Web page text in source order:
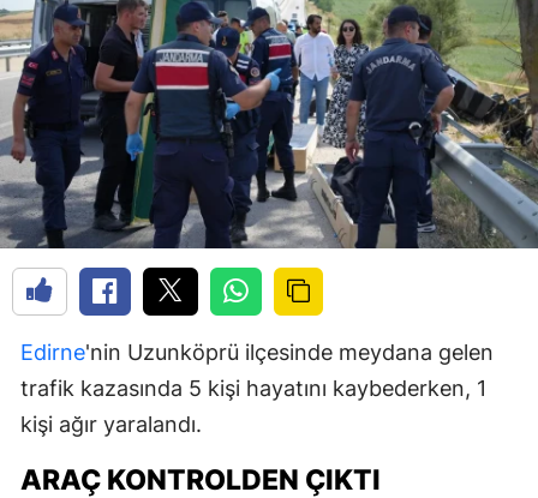
Edirne'nin Uzunköprü ilçesinde meydana gelen
trafik kazasında 5 kişi hayatını kaybederken, 1
kişi ağır yaralandı.
ARAÇ KONTROLDEN ÇIKTI